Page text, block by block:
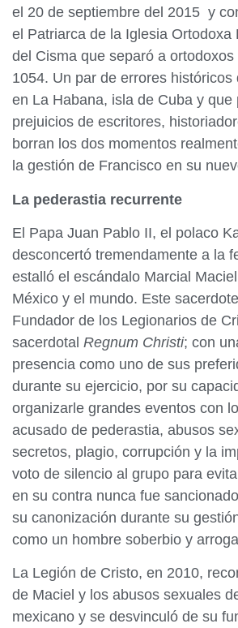
el 20 de septiembre del 2015 y
el Patriarca de la Iglesia Ortodoxa
del Cisma que separó a
1054. Un par de errores históricos
en La Habana, isla de Cuba y que
prejuicios de escritores,
borran los dos momentos
la gestión de Francisco en su
La pederastia recurrente
El Papa Juan Pablo II, el polaco
desconcertó tremendamente a la
estalló el escándalo Marcial
México y el mundo. Este
Fundador de los Legionarios de
sacerdotal Regnum Christi; con
presencia como uno de sus
durante su ejercicio, por su
organizarle grandes eventos con
acusado de pederastia, abusos
secretos, plagio, corrupción y la
voto de silencio al grupo para
en su contra nunca fue
su canonización durante su
como un hombre soberbio y
La Legión de Cristo, en 2010,
de Maciel y los abusos sexuales
mexicano y se desvinculó de su